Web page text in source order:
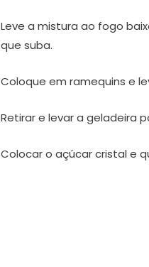
Leve a mistura ao fogo
que suba.
Coloque em ramequins e
Retirar e levar a geladeira
Colocar o açúcar cristal e